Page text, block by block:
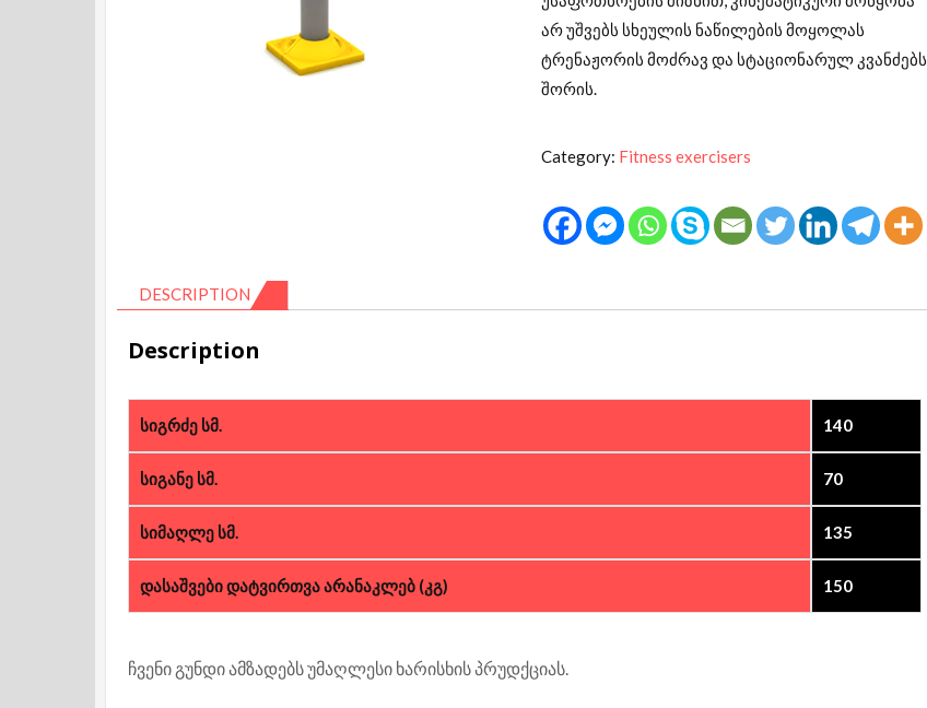
არ უშვებს სხეულის ნაწილების მოყოლას
ტრენაჟორის მოძრავ და სტაციონარულ კვანძებს
შორის.
Category: Fitness exercisers
DESCRIPTION
Description
სიგრძე სმ. 140
სიგანე სმ. 70
სიმაღლე სმ. 135
დასაშვები დატვირთვა არანაკლებ (კგ) 150
ჩვენი გუნდი ამზადებს უმაღლესი ხარისხის პრუდქციას.